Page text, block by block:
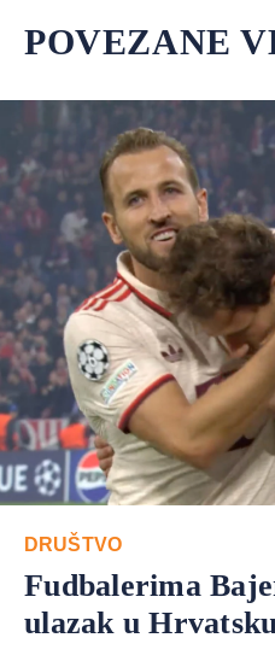
POVEZANE
DRUŠTVO
Fudbalerima
ulazak u